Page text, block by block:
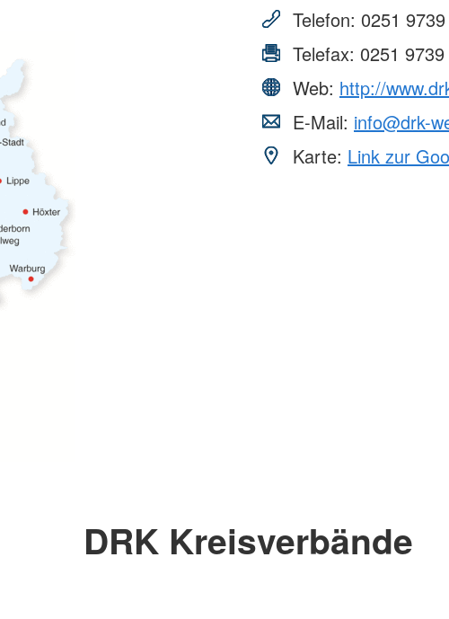
Telefon: 0251
Telefax: 0251
Web: http://
E-Mail: info@drk-
Karte: Link zur
DRK Kreisverbände